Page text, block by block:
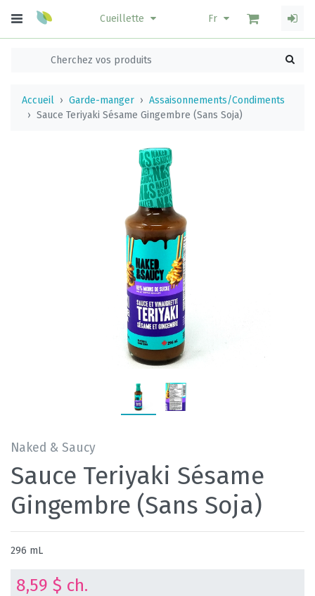
Cueillette Fr
Accueil Garde-manger
Assaisonnements/Condiments
Sauce Teriyaki Sésame Gingembre (Sans Soja)
Naked & Saucy
Sauce Teriyaki Sésame
Gingembre (Sans Soja)
296 mL
8,59 $ ch.